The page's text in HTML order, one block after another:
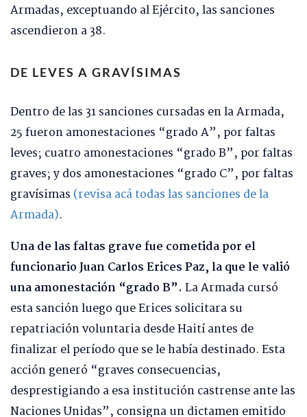
Armadas, exceptuando al Ejército, las sanciones
ascendieron a 38.
DE LEVES A GRAVÍSIMAS
Dentro de las 31 sanciones cursadas en la Armada,
25 fueron amonestaciones “grado A”, por faltas
leves; cuatro amonestaciones “grado B”, por faltas
graves; y dos amonestaciones “grado C”, por faltas
gravísimas (revisa acá todas las sanciones de la
Armada).
Una de las faltas grave fue cometida por el
funcionario Juan Carlos Erices Paz, la que le valió
una amonestación “grado B”. La Armada cursó
esta sanción luego que Erices solicitara su
repatriación voluntaria desde Haití antes de
finalizar el período que se le había destinado. Esta
acción generó “graves consecuencias,
desprestigiando a esa institución castrense ante las
Naciones Unidas”, consigna un dictamen emitido